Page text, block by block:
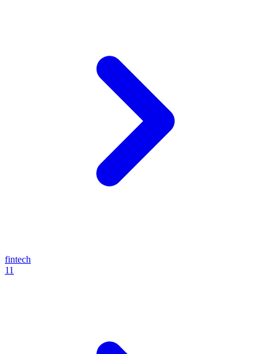
fintech
11